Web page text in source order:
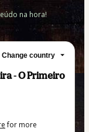
na hora!
Change country
- O Primeiro
for more